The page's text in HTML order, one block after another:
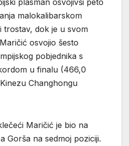
malokalibarskom
trostav, dok je u svom
osvojio šesto
pobjednika s
u finalu (466,0
Changhongu
Maričić je bio na
Gorša na sedmoj poziciji.